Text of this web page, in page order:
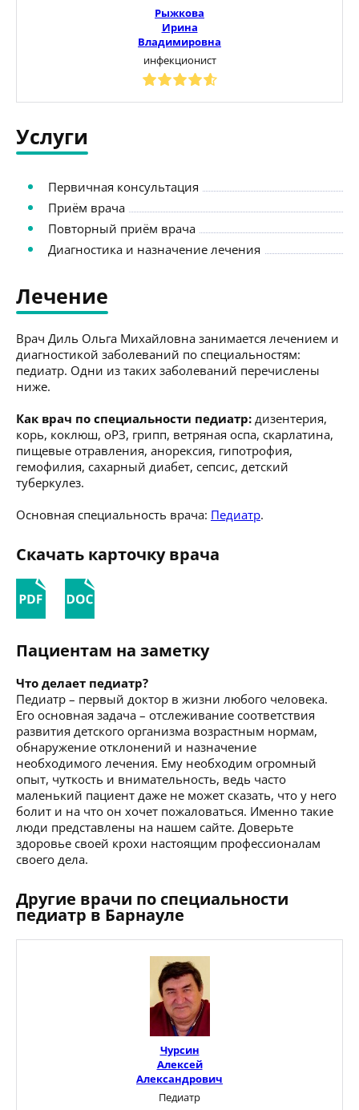
Рыжкова
Ирина
Владимировна
инфекционист
Услуги
Первичная консультация
Приём врача
Повторный приём врача
Диагностика и назначение лечения
Лечение
Врач Диль Ольга Михайловна занимается лечением и
диагностикой заболеваний по специальностям:
педиатр. Одни из таких заболеваний перечислены
ниже.
Как врач по специальности педиатр: дизентерия,
корь, коклюш, оРЗ, грипп, ветряная оспа, скарлатина,
пищевые отравления, анорексия, гипотрофия,
гемофилия, сахарный диабет, сепсис, детский
туберкулез.
Основная специальность врача: Педиатр.
Скачать карточку врача
Пациентам на заметку
Что делает педиатр?
Педиатр – первый доктор в жизни любого человека.
Его основная задача – отслеживание соответствия
развития детского организма возрастным нормам,
обнаружение отклонений и назначение
необходимого лечения. Ему необходим огромный
опыт, чуткость и внимательность, ведь часто
маленький пациент даже не может сказать, что у него
болит и на что он хочет пожаловаться. Именно такие
люди представлены на нашем сайте. Доверьте
здоровье своей крохи настоящим профессионалам
своего дела.
Другие врачи по специальности
педиатр в Барнауле
Чурсин
Алексей
Александрович
Педиатр